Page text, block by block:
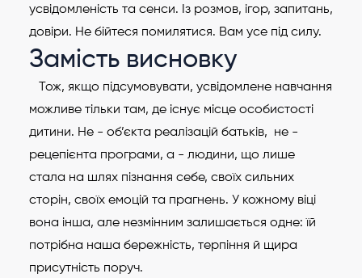
усвідомленість та сенси. Із розмов, ігор, запитань,
довіри. Не бійтеся помилятися. Вам усе під силу.
Замість висновку
Тож, якщо підсумовувати, усвідомлене навчання
можливе тільки там, де існує місце особистості
дитини. Не - об’єкта реалізацій батьків, не -
рецепієнта програми, а - людини, що лише
стала на шлях пізнання себе, своїх сильних
сторін, своїх емоцій та прагнень. У кожному віці
вона інша, але незмінним залишається одне: їй
потрібна наша бережність, терпіння й щира
присутність поруч.